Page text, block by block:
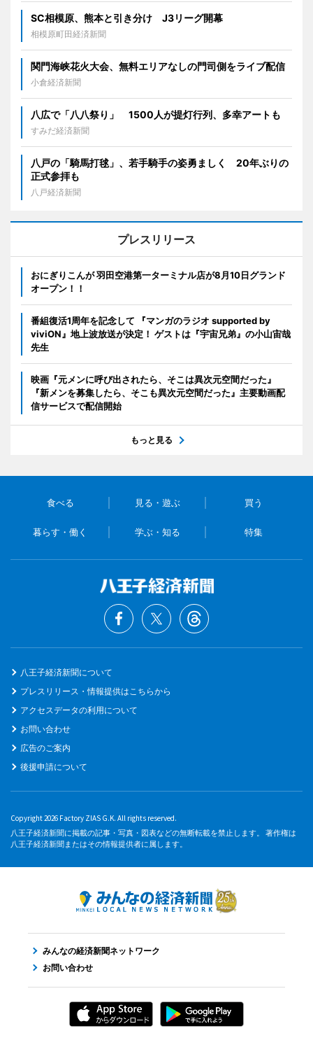
SC相模原、熊本と引き分け J3リーグ開幕
相模原町田経済新聞
関門海峡花火大会、無料エリアなしの門司側をライブ配信
小倉経済新聞
八広で「八八祭り」 1500人が提灯行列、多幸アートも
すみだ経済新聞
八戸の「騎馬打毬」、若手騎手の姿勇ましく 20年ぶりの
正式参拝も
八戸経済新聞
プレスリリース
おにぎりこんが 羽田空港第一ターミナル店が8月10日グランド
オープン！！
番組復活1周年を記念して 『マンガのラジオ supported by
viviON』地上波放送が決定！ ゲストは『宇宙兄弟』の小山宙哉
先生
映画『元メンに呼び出されたら、そこは異次元空間だった』
『新メンを募集したら、そこも異次元空間だった』主要動画配
信サービスで配信開始
もっと見る
食べる 見る・遊ぶ 買う
暮らす・働く 学ぶ・知る 特集
八王子経済新聞について
プレスリリース・情報提供はこちらから
アクセスデータの利用について
お問い合わせ
広告のご案内
後援申請について
Copyright 2026 Factory ZIAS G.K. All rights reserved.
八王子経済新聞に掲載の記事・写真・図表などの無断転載を禁止します。 著作権は
八王子経済新聞またはその情報提供者に属します。
みんなの経済新聞ネットワーク
お問い合わせ